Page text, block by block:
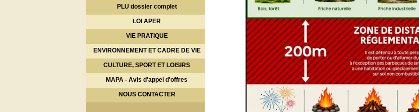
PLU dossier complet
LOI APER
VIE PRATIQUE
ENVIRONNEMENT ET CADRE DE VIE
CULTURE, SPORT ET LOISIRS
MAPA - Avis d'appel d'offres
NOUS CONTACTER